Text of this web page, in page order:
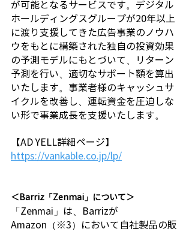
が可能となるサービスです。デジタル
ホールディングスグループが20年以上
に渡り支援してきた広告事業のノウハ
ウをもとに構築された独自の投資効果
の予測モデルにもとづいて、リターン
予測を行い、適切なサポート額を算出
いたします。事業者様のキャッシュサ
イクルを改善し、運転資金を圧迫しな
い形で事業成長を支援いたします。
【AD YELL詳細ページ】
https://vankable.co.jp/lp/
＜Barriz「Zenmai」について＞
「Zenmai」は、Barrizが
Amazon（※3）において自社製品の販